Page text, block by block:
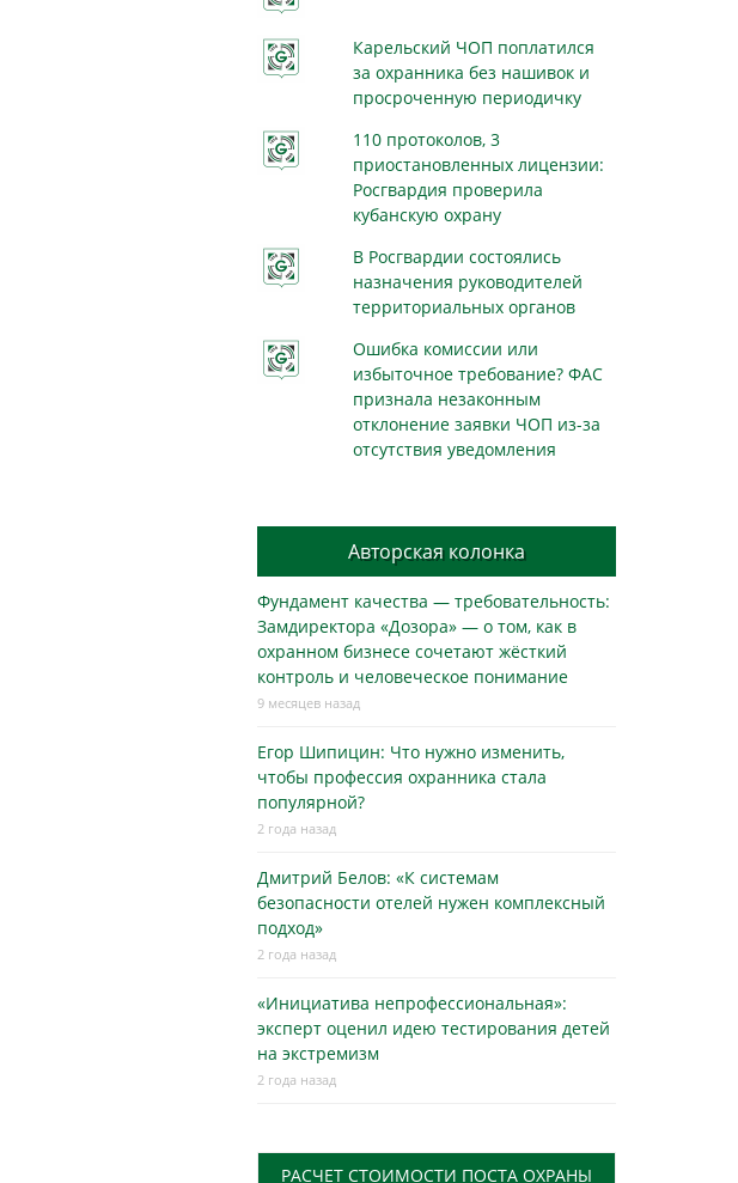
Карельский ЧОП поплатился
за охранника без нашивок и
просроченную периодичку
110 протоколов, 3
приостановленных лицензии:
Росгвардия проверила
кубанскую охрану
В Росгвардии состоялись
назначения руководителей
территориальных органов
Ошибка комиссии или
избыточное требование? ФАС
признала незаконным
отклонение заявки ЧОП из-за
отсутствия уведомления
Авторская колонка
Фундамент качества — требовательность:
Замдиректора «Дозора» — о том, как в
охранном бизнесe сочетают жёсткий
контроль и человеческое понимание
9 месяцев назад
Егор Шипицин: Что нужно изменить,
чтобы профессия охранника стала
популярной?
2 года назад
Дмитрий Белов: «К системам
безопасности отелей нужен комплексный
подход»
2 года назад
«Инициатива непрофессиональная»:
эксперт оценил идею тестирования детей
на экстремизм
2 года назад
РАСЧЕТ СТОИМОСТИ ПОСТА ОХРАНЫ